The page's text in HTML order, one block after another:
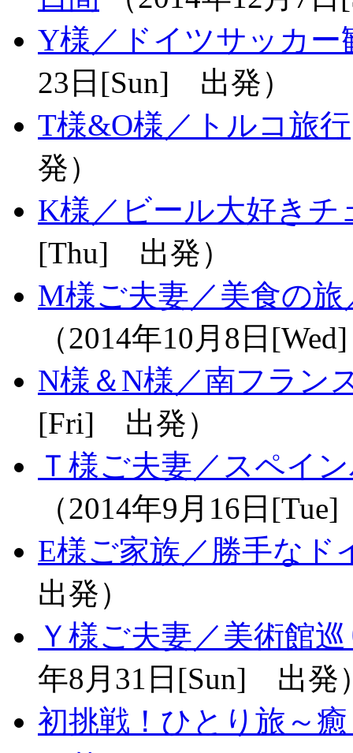
Y様／ドイツサッカー
23日[Sun] 出発）
T様&O様／トルコ旅行
発）
K様／ビール大好きチ
[Thu] 出発）
M様ご夫妻／美食の
（2014年10月8日
N様＆N様／南フラン
[Fri] 出発）
Ｔ様ご夫妻／スペイ
（2014年9月16日
E様ご家族／勝手なド
出発）
Ｙ様ご夫妻／美術館
年8月31日[Sun] 出発
初挑戦！ひとり旅～